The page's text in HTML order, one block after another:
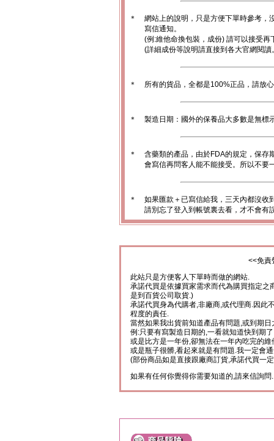
＊
網站上的說明，只是方便下單時參考，
寫信通知。
(例:維他命換包裝，成份) 請可以接受再
(詳細成份等說明請直接到各大官網閱讀
＊ 所有的貨品，全都是100%正品，請放
＊ 製造日期：國外的保養品大多數是無標
＊
含藥類的產品，由於FDA的規定，保存
會寫信再問客人能不能接受。所以不要
＊
如果匯款＋已寫信給我，三天內都沒收
請別忘了登入到帳號裏去看，才不會有
<<免責
此站只是方便客人下單時而做的網站.
承諾代買是依據買家需求而代為購買指定之
是到百貨公司取貨.)
承諾代買身為代購者,非廠商,或代理商.因此
程度的責任.
當然如果我出貨前知道產品有問題,或到期
例:只要有寫製造日期的,一看就知道快到期
或是比方是一年份,卻無法在一年內吃完的維
或是瓶子很髒,看起來就是有問題.我一定會
(部份商品如是直接跟廠商訂貨,承諾代買一
如果有任何你覺得你需要知道的,請來信詢問.